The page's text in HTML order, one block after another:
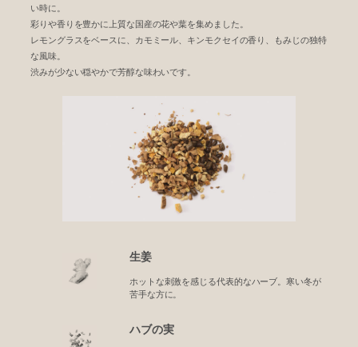
い時に。
彩りや香りを豊かに上質な国産の花や葉を集めました。
レモングラスをベースに、カモミール、キンモクセイの香り、もみじの独特
な風味。
渋みが少ない穏やかで芳醇な味わいです。
生姜
ホットな刺激を感じる代表的なハーブ。寒い冬が
苦手な方に。
ハブの実